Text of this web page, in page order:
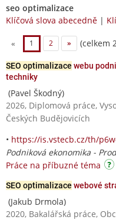
seo optimalizace
Klíčová slova abecedně |
« 1 2 » (celkem
SEO optimalizace webu
techniky
(Pavel Škodný)
2026, Diplomová práce,
Českých Budějovicích
• https://is.vstecb.cz/th/
Podniková ekonomika -
Práce na příbuzné téma
SEO optimalizace webové
(Jakub Drmola)
2020, Bakalářská práce,